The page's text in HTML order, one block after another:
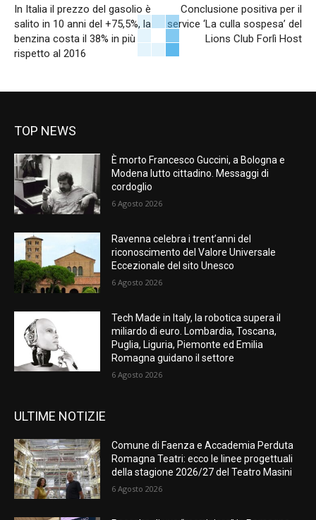
In Italia il prezzo del gasolio è
salito in 10 anni del +75,5%, la
benzina costa il 38% in più
rispetto al 2016
Conclusione positiva per il
service ‘La culla sospesa’ del
Lions Club Forlì Host
TOP NEWS
È morto Francesco Guccini, a Bologna e
Modena lutto cittadino. Messaggi di
cordoglio
6 Agosto 2026
Ravenna celebra i trent’anni del
riconoscimento del Valore Universale
Eccezionale del sito Unesco
6 Agosto 2026
Tech Made in Italy, la robotica supera il
miliardo di euro. Lombardia, Toscana,
Puglia, Liguria, Piemonte ed Emilia
Romagna guidano il settore
6 Agosto 2026
ULTIME NOTIZIE
Comune di Faenza e Accademia Perduta
Romagna Teatri: ecco le linee progettuali
della stagione 2026/27 del Teatro Masini
6 Agosto 2026